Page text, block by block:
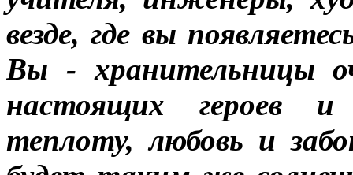
везде, где вы
Вы - хранительницы
настоящих героев и
теплоту, любовь и